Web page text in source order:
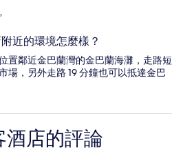
近的環境怎麼樣？
置鄰近金巴蘭灣的金巴蘭海灘，走路短
場，另外走路 19 分鐘也可以抵達金巴
店的評論